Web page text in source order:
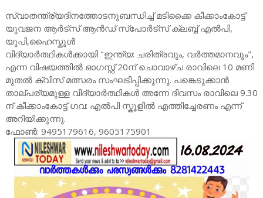
സ്വാതന്ത്ര്യദിനത്തോടനുബന്ധിച്ച് മടിക്കൈ കീക്കാംകോട്ട്
യുവജന ആർട്സ് ആൻഡ് സ്പോർട്സ് ക്ലബ്ബ് എൽപി,
യുപി,ഹൈസ്കൂൾ
വിദ്യാർത്ഥികൾക്കായി "ഇന്ത്യ: ചരിത്രവും, വർത്തമാനവും",
എന്ന വിഷയത്തിൽ ഓഗസ്റ്റ് 20ന് ചൊവാഴ്ച രാവിലെ 10 മണി
മുതൽ ക്വിസ് മത്സരം സംഘടിപ്പിക്കുന്നു. പങ്കെടുക്കാൻ
താല്പര്യമുള്ള വിദ്യാർത്ഥികൾ അന്നേ ദിവസം രാവിലെ 9.30
ന് കീക്കാംകോട്ട് ഗവ: എൽപി സ്കൂളിൽ എത്തിച്ചേരണം എന്ന്
അറിയിക്കുന്നു.
ഫോൺ: 9495179616, 9605175901